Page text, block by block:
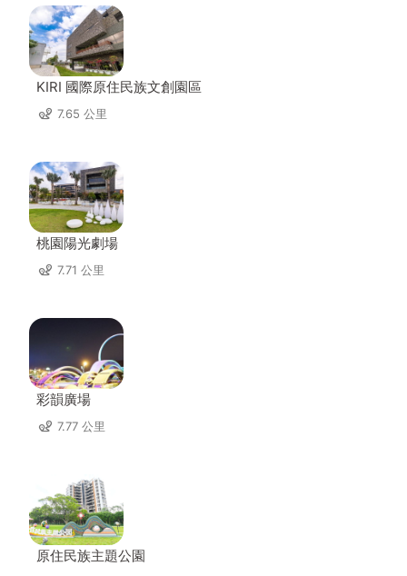
KIRI 國際原住民族文創園區
7.65 公里
桃園陽光劇場
7.71 公里
彩韻廣場
7.77 公里
原住民族主題公園